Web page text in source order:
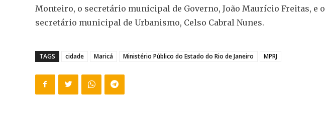
Monteiro, o secretário municipal de Governo, João Maurício Freitas, e o
secretário municipal de Urbanismo, Celso Cabral Nunes.
TAGS cidade Maricá Ministério Público do Estado do Rio de Janeiro MPRJ